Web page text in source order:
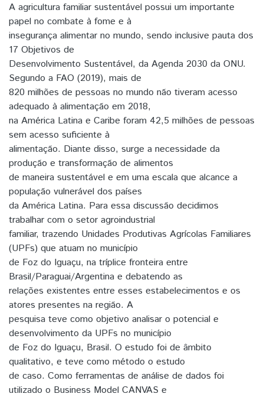
A agricultura familiar sustentável possui um importante
papel no combate à fome e à
insegurança alimentar no mundo, sendo inclusive pauta dos
17 Objetivos de
Desenvolvimento Sustentável, da Agenda 2030 da ONU.
Segundo a FAO (2019), mais de
820 milhões de pessoas no mundo não tiveram acesso
adequado à alimentação em 2018,
na América Latina e Caribe foram 42,5 milhões de pessoas
sem acesso suficiente à
alimentação. Diante disso, surge a necessidade da
produção e transformação de alimentos
de maneira sustentável e em uma escala que alcance a
população vulnerável dos países
da América Latina. Para essa discussão decidimos
trabalhar com o setor agroindustrial
familiar, trazendo Unidades Produtivas Agrícolas Familiares
(UPFs) que atuam no município
de Foz do Iguaçu, na tríplice fronteira entre
Brasil/Paraguai/Argentina e debatendo as
relações existentes entre esses estabelecimentos e os
atores presentes na região. A
pesquisa teve como objetivo analisar o potencial e
desenvolvimento da UPFs no município
de Foz do Iguaçu, Brasil. O estudo foi de âmbito
qualitativo, e teve como método o estudo
de caso. Como ferramentas de análise de dados foi
utilizado o Business Model CANVAS e